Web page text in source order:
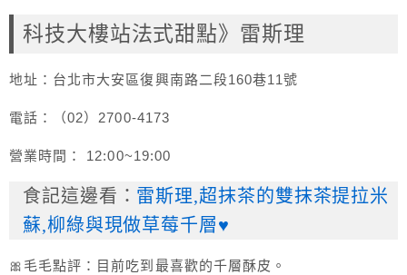
科技大樓站法式甜點》雷斯理
地址：台北市大安區復興南路二段160巷11號
電話：（02）2700-4173
營業時間： 12:00~19:00
食記這邊看： 雷斯理,超抹茶的雙抹茶提拉米
蘇,柳綠與現做草莓千層♥
🎀毛毛點評：目前吃到最喜歡的千層酥皮。